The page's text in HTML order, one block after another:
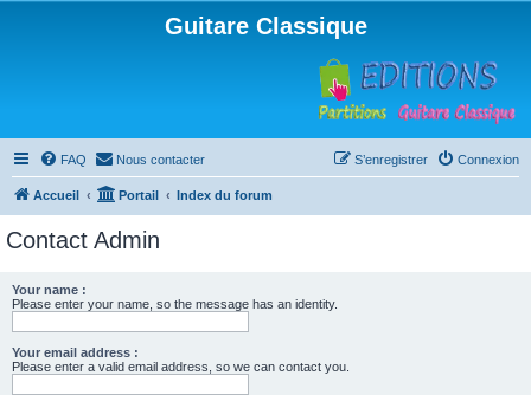
Guitare Classique
FAQ Nous contacter Connexion
S’enregistrer
Accueil Portail Index du forum
Contact Admin
Your name :
Please enter your name, so the message has an identity.
Your email address :
Please enter a valid email address, so we can contact you.